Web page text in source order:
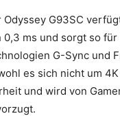
Odyssey G93SC
0,3 ms und sorgt so
G-Sync und
es sich nicht um
und wird von